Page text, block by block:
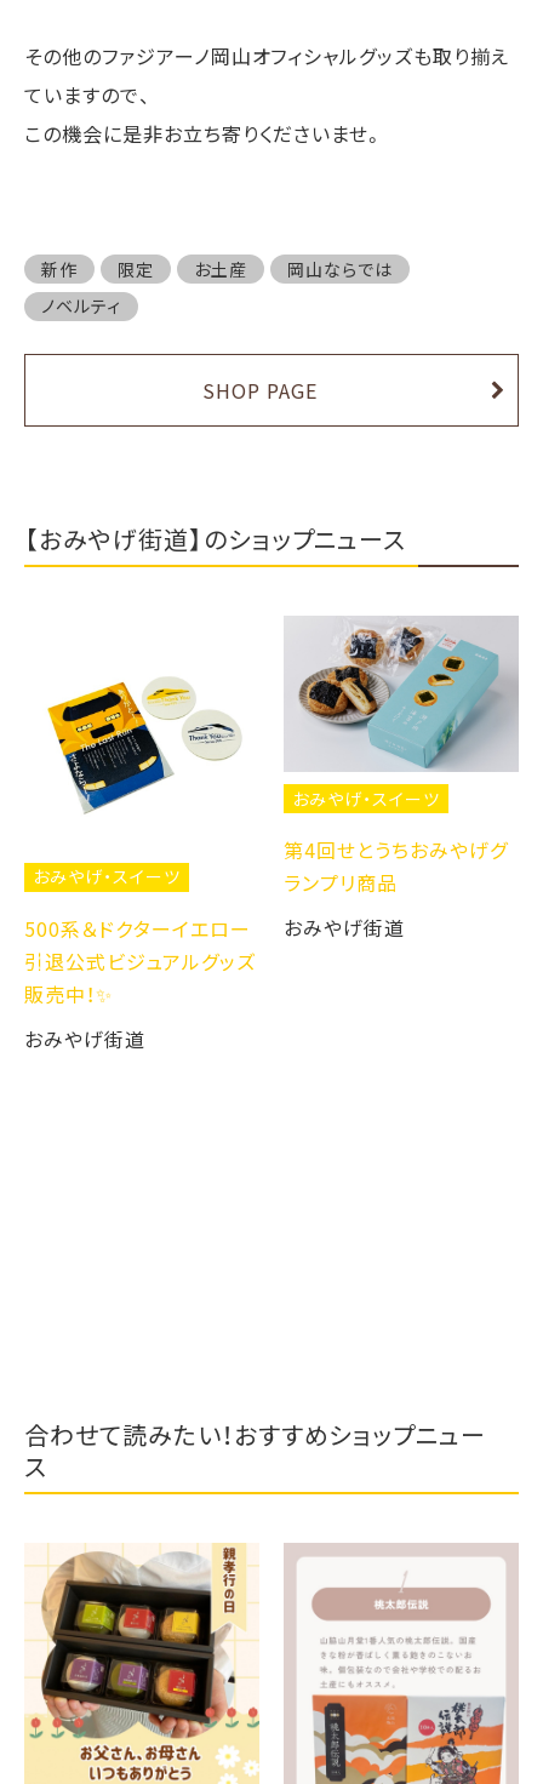
その他のファジアーノ岡山オフィシャルグッズも取り揃え
ていますので、
この機会に是非お立ち寄りくださいませ。
新作 限定 お土産
岡山ならでは
ノベルティ
SHOP PAGE
【おみやげ街道】のショップニュース
おみやげ・スイーツ
500系＆ドクターイエロー
引退公式ビジュアルグッズ
販売中！✨
おみやげ街道
おみやげ・スイーツ
第4回せとうちおみやげグ
ランプリ商品
おみやげ街道
合わせて読みたい！おすすめショップニュー
ス